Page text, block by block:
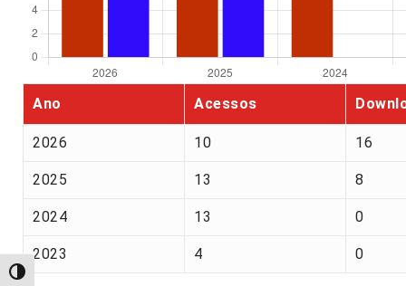
Alternar alto contraste
Ano Acessos
2026 10 16
2025 13 8
2024 13 0
2023 4 0